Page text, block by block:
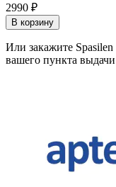
2990 ₽
В корзину
Или закажите
вашего пункта